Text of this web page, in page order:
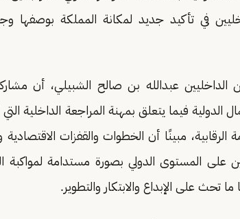
في تأكيد جديد لمكانة المملكة بوصفها
الداخليين عبدالله بن صالح الشبيلي، أن
الدولية فيما يتعلق بمهنة المراجعة الداخلية
مبينًا أن الخطوات والقفزات الاقتصادية
على المستوى الدولي بصورة مستدامة لمواكبة
تحث على الإبداع والابتكار والتطوير.